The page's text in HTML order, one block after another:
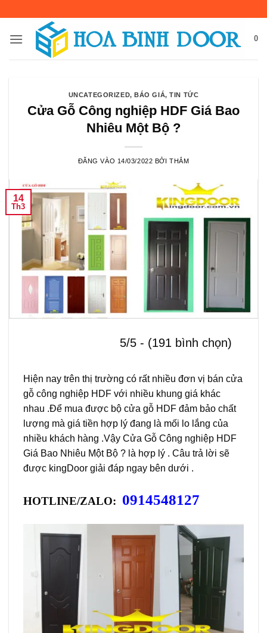
nội
0
UNCATEGORIZED,BÁO GIÁ,TIN TỨC
Cửa Gỗ Công nghiệp HDF Giá Bao
Nhiêu Một Bộ ?
ĐĂNG VÀO 14/03/2022 BỞITHẮM
14
Th3
5/5 - (191 bình chọn)
Hiện nay trên thị trường có rất nhiều đơn vị bán cửa
gỗ công nghiệp HDF với nhiều khung giá khác
nhau .Để mua được bộ cửa gỗ HDF đảm bảo chất
lượng mà giá tiền hợp lý đang là mối lo lắng của
nhiều khách hàng .Vậy Cửa Gỗ Công nghiệp HDF
Giá Bao Nhiêu Một Bộ ? là hợp lý . Câu trả lời sẽ
được kingDoor giải đáp ngay bên dưới .
HOTLINE/ZALO: 0914548127